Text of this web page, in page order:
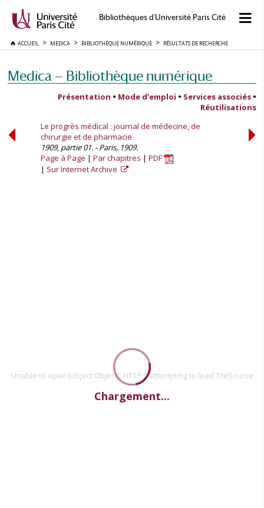
Bibliothèques d'Université Paris Cité
ACCUEIL MEDICA BIBLIOTHÈQUE NUMÉRIQUE RÉSULTATS DE RECHERCHE
Medica — Bibliothèque numérique
Présentation • Mode d’emploi • Services associés •
Réutilisations
Le progrès médical : journal de médecine, de
chirurgie et de pharmacie
1909, partie 01. - Paris, 1909.
Page à Page
Par chapitres
PDF
Sur Internet Archive
Unable to open [object Object]: HTTP 0 attempting to load TileSource
Chargement...